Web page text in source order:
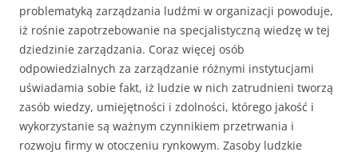
problematyką zarządzania ludźmi w organizacji powoduje,
iż rośnie zapotrzebowanie na specjalistyczną wiedzę w tej
dziedzinie zarządzania. Coraz więcej osób
odpowiedzialnych za zarządzanie różnymi instytucjami
uświadamia sobie fakt, iż ludzie w nich zatrudnieni tworzą
zasób wiedzy, umiejętności i zdolności, którego jakość i
wykorzystanie są ważnym czynnikiem przetrwania i
rozwoju firmy w otoczeniu rynkowym. Zasoby ludzkie